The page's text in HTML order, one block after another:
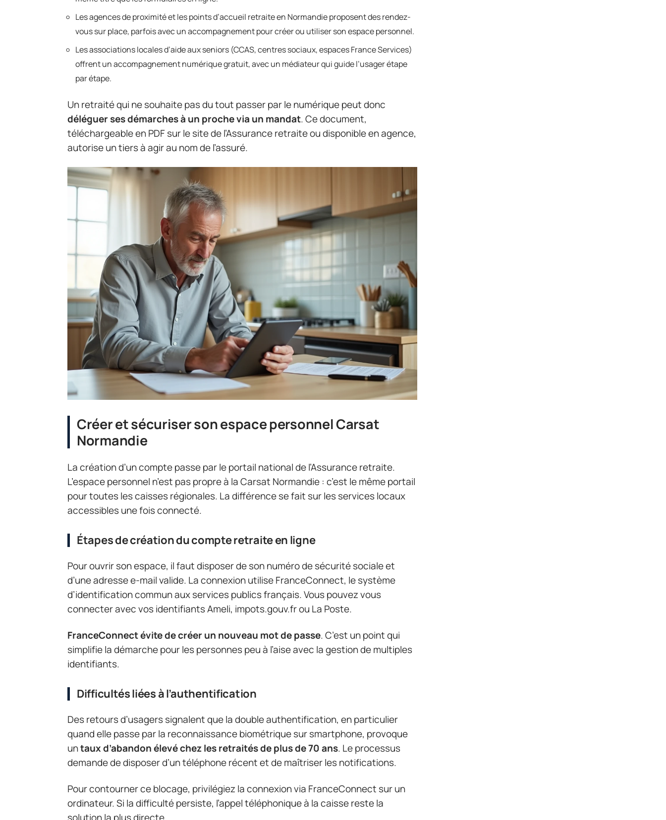
Les agences de proximité et les points d’accueil retraite en Normandie proposent des rendez-
vous sur place, parfois avec un accompagnement pour créer ou utiliser son espace personnel.
Les associations locales d’aide aux seniors (CCAS, centres sociaux, espaces France Services)
offrent un accompagnement numérique gratuit, avec un médiateur qui guide l’usager étape
par étape.
Un retraité qui ne souhaite pas du tout passer par le numérique peut donc
déléguer ses démarches à un proche via un mandat. Ce document,
téléchargeable en PDF sur le site de l’Assurance retraite ou disponible en agence,
autorise un tiers à agir au nom de l’assuré.
Créer et sécuriser son espace personnel Carsat
Normandie
La création d’un compte passe par le portail national de l’Assurance retraite.
L’espace personnel n’est pas propre à la Carsat Normandie : c’est le même portail
pour toutes les caisses régionales. La différence se fait sur les services locaux
accessibles une fois connecté.
Étapes de création du compte retraite en ligne
Pour ouvrir son espace, il faut disposer de son numéro de sécurité sociale et
d’une adresse e-mail valide. La connexion utilise FranceConnect, le système
d’identification commun aux services publics français. Vous pouvez vous
connecter avec vos identifiants Ameli, impots.gouv.fr ou La Poste.
FranceConnect évite de créer un nouveau mot de passe. C’est un point qui
simplifie la démarche pour les personnes peu à l’aise avec la gestion de multiples
identifiants.
Difficultés liées à l’authentification
Des retours d’usagers signalent que la double authentification, en particulier
quand elle passe par la reconnaissance biométrique sur smartphone, provoque
untaux d’abandon élevé chez les retraités de plus de 70 ans. Le processus
demande de disposer d’un téléphone récent et de maîtriser les notifications.
Pour contourner ce blocage, privilégiez la connexion via FranceConnect sur un
ordinateur. Si la difficulté persiste, l’appel téléphonique à la caisse reste la